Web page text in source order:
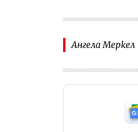
Ангела Меркел